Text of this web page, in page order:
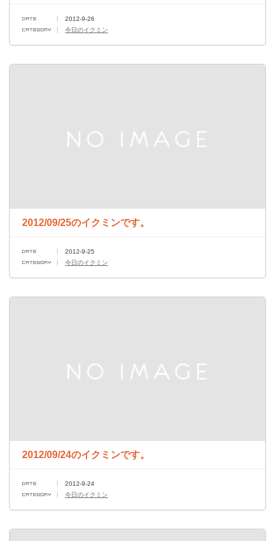
2012-9-26
今日のイクミン
2012/09/25のイクミンです。
2012-9-25
今日のイクミン
2012/09/24のイクミンです。
2012-9-24
今日のイクミン